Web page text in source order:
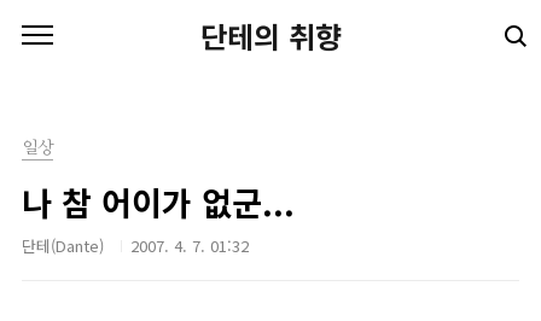
단테의 취향
일상
나 참 어이가 없군...
단테(Dante) 2007. 4. 7. 01:32